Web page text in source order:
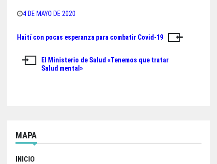
bo tt ts
pp
4 DE MAYO DE 2020
Navegación
de
Haití con pocas esperanza para combatir Covid-19
El Ministerio de Salud «Tenemos que tratar
Salud mental»
MAPA
INICIO